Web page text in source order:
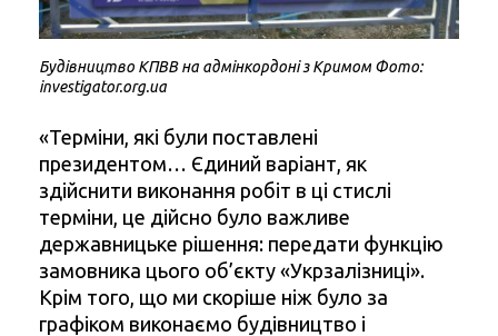
Будівництво КПВВ на адмінкордоні з Кримом Фото:
investigator.org.ua
«Терміни, які були поставлені
президентом… Єдиний варіант, як
здійснити виконання робіт в ці стислі
терміни, це дійсно було важливе
державницьке рішення: передати функцію
замовника цього об’єкту «Укрзалізниці».
Крім того, що ми скоріше ніж було за
графіком виконаємо будівництво і